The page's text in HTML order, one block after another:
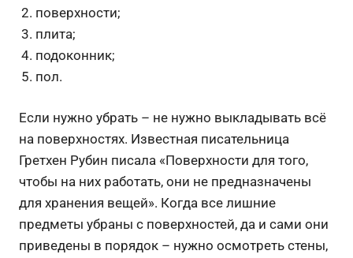
поверхности;
плита;
подоконник;
пол.
Если нужно убрать – не нужно выкладывать всё
на поверхностях. Известная писательница
Гретхен Рубин писала «Поверхности для того,
чтобы на них работать, они не предназначены
для хранения вещей». Когда все лишние
предметы убраны с поверхностей, да и сами они
приведены в порядок – нужно осмотреть стены,